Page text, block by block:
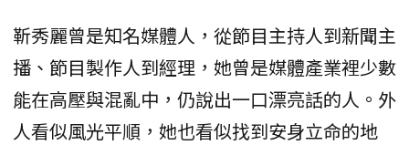
靳秀麗曾是知名媒體人，從節目主持人到新聞主
播、節目製作人到經理，她曾是媒體產業裡少數
能在高壓與混亂中，仍說出一口漂亮話的人。外
人看似風光平順，她也看似找到安身立命的地